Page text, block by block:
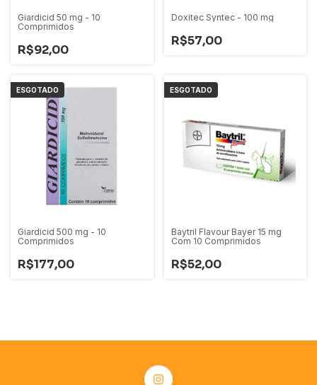
Giardicid 50 mg - 10
Comprimidos
R$92,00
Doxitec Syntec - 100 mg
R$57,00
ESGOTADO
Giardicid 500 mg - 10
Comprimidos
R$177,00
ESGOTADO
Baytril Flavour Bayer 15 mg
Com 10 Comprimidos
R$52,00